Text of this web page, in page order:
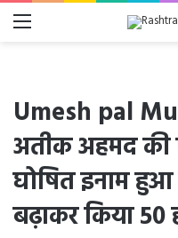
Menu
Umesh pal
अतीक अहमद की
घोषित इनाम
बढ़ाकर किया 50